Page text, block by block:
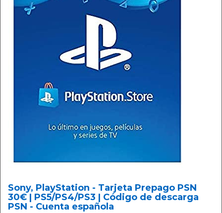
Sony, PlayStation - Tarjeta Prepago PSN
30€ | PS5/PS4/PS3 | Código de descarga
PSN - Cuenta española